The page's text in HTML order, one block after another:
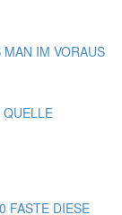
IM VORAUS
FASTE DIESE